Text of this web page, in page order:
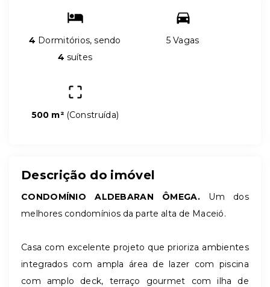
4 Dormitórios, sendo
4 suítes
5 Vagas
500 m² (Construída)
Descrição do imóvel
CONDOMÍNIO ALDEBARAN ÔMEGA. Um dos
melhores condomínios da parte alta de Maceió.
Casa com excelente projeto que prioriza ambientes
integrados com ampla área de lazer com piscina
com amplo deck, terraço gourmet com ilha de